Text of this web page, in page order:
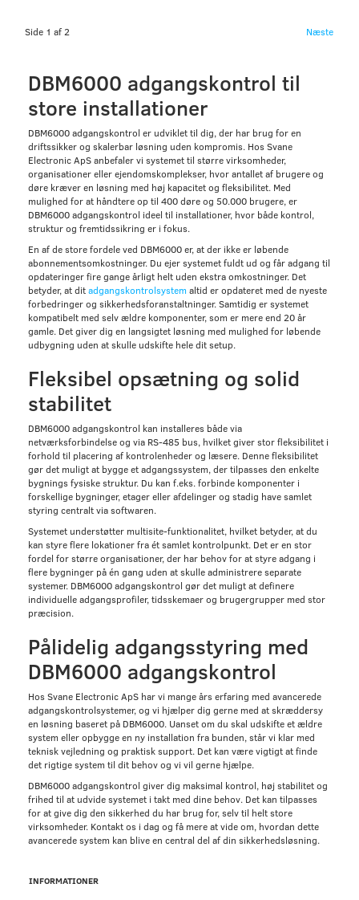
Side 1 af 2 Næste
DBM6000 adgangskontrol til
store installationer
DBM6000 adgangskontrol er udviklet til dig, der har brug for en
driftssikker og skalerbar løsning uden kompromis. Hos Svane
Electronic ApS anbefaler vi systemet til større virksomheder,
organisationer eller ejendomskomplekser, hvor antallet af brugere og
døre kræver en løsning med høj kapacitet og fleksibilitet. Med
mulighed for at håndtere op til 400 døre og 50.000 brugere, er
DBM6000 adgangskontrol ideel til installationer, hvor både kontrol,
struktur og fremtidssikring er i fokus.
En af de store fordele ved DBM6000 er, at der ikke er løbende
abonnementsomkostninger. Du ejer systemet fuldt ud og får adgang til
opdateringer fire gange årligt helt uden ekstra omkostninger. Det
betyder, at ditadgangskontrolsystem altid er opdateret med de nyeste
forbedringer og sikkerhedsforanstaltninger. Samtidig er systemet
kompatibelt med selv ældre komponenter, som er mere end 20 år
gamle. Det giver dig en langsigtet løsning med mulighed for løbende
udbygning uden at skulle udskifte hele dit setup.
Fleksibel opsætning og solid
stabilitet
DBM6000 adgangskontrol kan installeres både via
netværksforbindelse og via RS-485 bus, hvilket giver stor fleksibilitet i
forhold til placering af kontrolenheder og læsere. Denne fleksibilitet
gør det muligt at bygge et adgangssystem, der tilpasses den enkelte
bygnings fysiske struktur. Du kan f.eks. forbinde komponenter i
forskellige bygninger, etager eller afdelinger og stadig have samlet
styring centralt via softwaren.
Systemet understøtter multisite-funktionalitet, hvilket betyder, at du
kan styre flere lokationer fra ét samlet kontrolpunkt. Det er en stor
fordel for større organisationer, der har behov for at styre adgang i
flere bygninger på én gang uden at skulle administrere separate
systemer. DBM6000 adgangskontrol gør det muligt at definere
individuelle adgangsprofiler, tidsskemaer og brugergrupper med stor
præcision.
Pålidelig adgangsstyring med
DBM6000 adgangskontrol
Hos Svane Electronic ApS har vi mange års erfaring med avancerede
adgangskontrolsystemer, og vi hjælper dig gerne med at skræddersy
en løsning baseret på DBM6000. Uanset om du skal udskifte et ældre
system eller opbygge en ny installation fra bunden, står vi klar med
teknisk vejledning og praktisk support. Det kan være vigtigt at finde
det rigtige system til dit behov og vi vil gerne hjælpe.
DBM6000 adgangskontrol giver dig maksimal kontrol, høj stabilitet og
frihed til at udvide systemet i takt med dine behov. Det kan tilpasses
for at give dig den sikkerhed du har brug for, selv til helt store
virksomheder. Kontakt os i dag og få mere at vide om, hvordan dette
avancerede system kan blive en central del af din sikkerhedsløsning.
INFORMATIONER